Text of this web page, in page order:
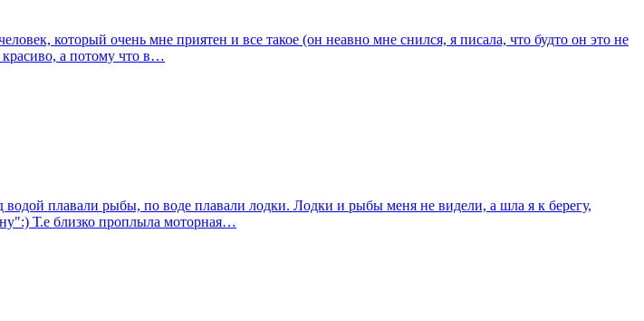
который очень мне приятен и все такое (он неавно мне снился, я писала, что будто он это не
красиво, а потому что в…
водой плавали рыбы, по воде плавали лодки. Лодки и рыбы меня не видели, а шла я к берегу,
Т.е близко проплыла моторная…